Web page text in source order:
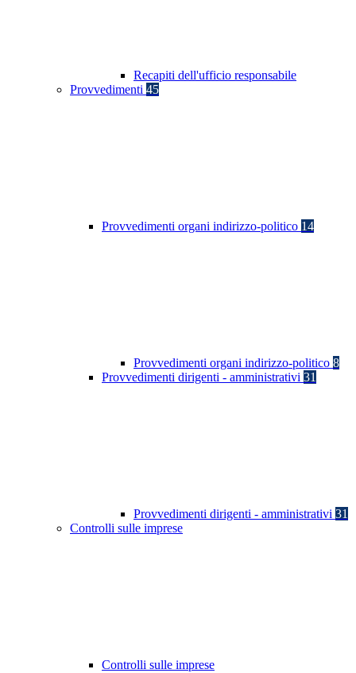
Recapiti dell'ufficio responsabile
Provvedimenti 45
Provvedimenti organi indirizzo-politico 14
Provvedimenti organi indirizzo-politico 8
Provvedimenti dirigenti - amministrativi 31
Provvedimenti dirigenti - amministrativi 31
Controlli sulle imprese
Controlli sulle imprese